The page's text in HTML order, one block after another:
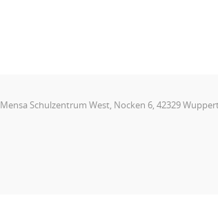
Mensa Schulzentrum West, Nocken 6, 42329